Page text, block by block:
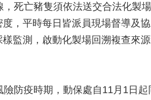
亡豬隻須依法送交合法化製
，平時每日皆派員現場督導及
監測，啟動化製場回溯複查來
疫時期，動保處自11月1日起